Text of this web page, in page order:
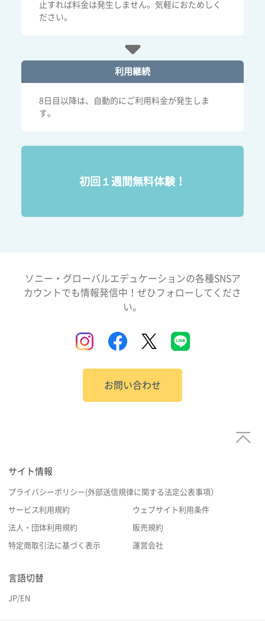
止すれば料金は発生しません。気軽におためしく
ださい。
利用継続
8日目以降は、自動的にご利用料金が発生しま
す。
初回１週間無料体験！
ソニー・グローバルエデュケーションの各種SNSア
カウントでも情報発信中！ぜひフォローしてくださ
い。
お問い合わせ
サイト情報
プライバシーポリシー(外部送信規律に関する法定公表事項）
サービス利用規約 ウェブサイト利用条件
法人・団体利用規約 販売規約
特定商取引法に基づく表示 運営会社
言語切替
JP/EN